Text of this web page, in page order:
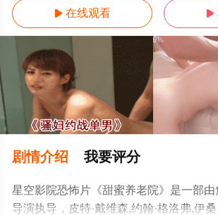
 在线观看 
剧情介绍 我要评分
星空影院恐怖片《甜蜜养老院》是一部由
导演执导，皮特·戴维森,约翰·格洛弗,伊